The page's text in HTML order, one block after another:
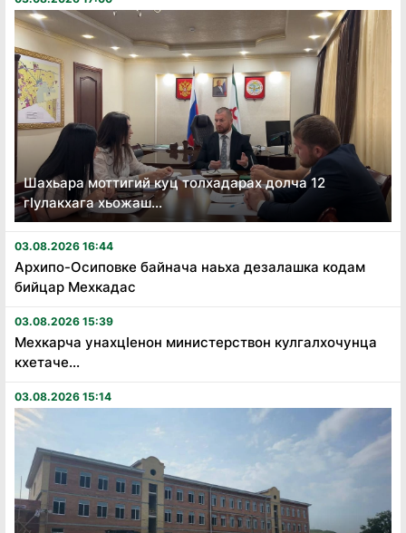
Шахьара моттигий куц толхадарах долча 12
гӏулакхага хьожаш...
03.08.2026 16:44
Архипо-Осиповке байнача наьха дезалашка кодам
бийцар Мехкадас
03.08.2026 15:39
Мехкарча унахцӏенон министерствон кулгалхочунца
кхетаче...
03.08.2026 15:14